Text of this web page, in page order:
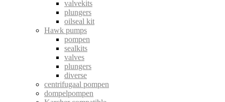
valvekits
plungers
oilseal kit
Hawk pumps
pompen
sealkits
valves
plungers
diverse
centrifugaal pompen
dompelpompen